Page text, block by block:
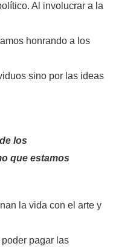
Al involucrar a la
honrando a los
sino por las ideas
los
que estamos
la vida con el arte y
pagar las